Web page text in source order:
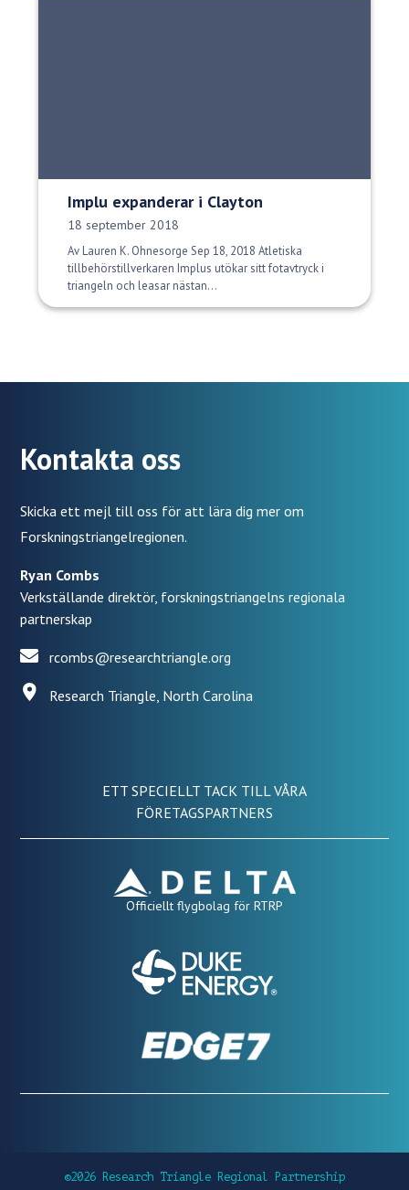
Implu expanderar i Clayton
Publiceringsdatum:
18 september 2018
Av Lauren K. Ohnesorge Sep 18, 2018 Atletiska
tillbehörstillverkaren Implus utökar sitt fotavtryck i
triangeln och leasar nästan...
Kontakta oss
Skicka ett mejl till oss för att lära dig mer om
Forskningstriangelregionen.
Ryan Combs
Verkställande direktör, forskningstriangelns regionala
partnerskap
rcombs@researchtriangle.org
Research Triangle, North Carolina
ETT SPECIELLT TACK TILL VÅRA
FÖRETAGSPARTNERS
Officiellt flygbolag för RTRP
©2026 Research Triangle Regional Partnership